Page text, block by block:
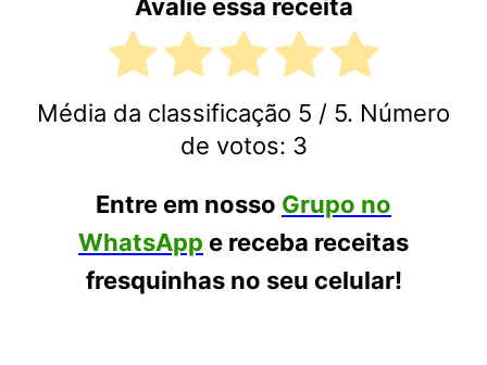
Avalie essa receita
Média da classificação 5 / 5. Número
de votos: 3
Entre em nosso Grupo no
WhatsApp e receba receitas
fresquinhas no seu celular!